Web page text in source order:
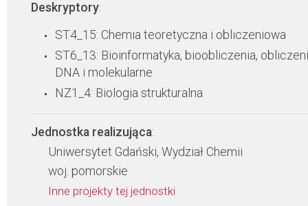
Deskryptory:
ST4_15: Chemia teoretyczna i obliczeniowa
ST6_13: Bioinformatyka, bioobliczenia,
DNA i molekularne
NZ1_4: Biologia strukturalna
Jednostka realizująca:
Uniwersytet Gdański, Wydział Chemii
woj. pomorskie
Inne projekty tej jednostki